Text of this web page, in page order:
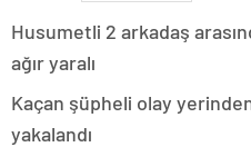
Husumetli 2 arkadaş
ağır yaralı
Kaçan şüpheli olay
yakalandı